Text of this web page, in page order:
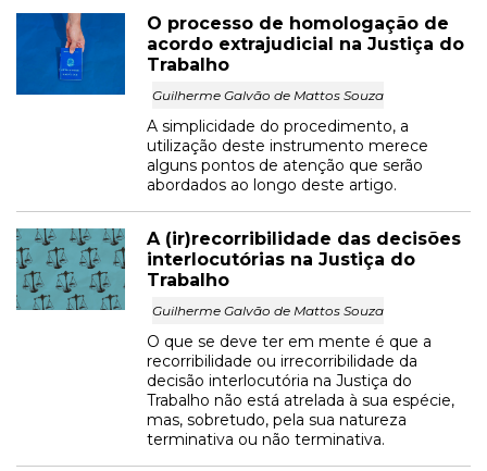
O processo de homologação de
acordo extrajudicial na Justiça do
Trabalho
Guilherme Galvão de Mattos Souza
A simplicidade do procedimento, a
utilização deste instrumento merece
alguns pontos de atenção que serão
abordados ao longo deste artigo.
A (ir)recorribilidade das decisões
interlocutórias na Justiça do
Trabalho
Guilherme Galvão de Mattos Souza
O que se deve ter em mente é que a
recorribilidade ou irrecorribilidade da
decisão interlocutória na Justiça do
Trabalho não está atrelada à sua espécie,
mas, sobretudo, pela sua natureza
terminativa ou não terminativa.